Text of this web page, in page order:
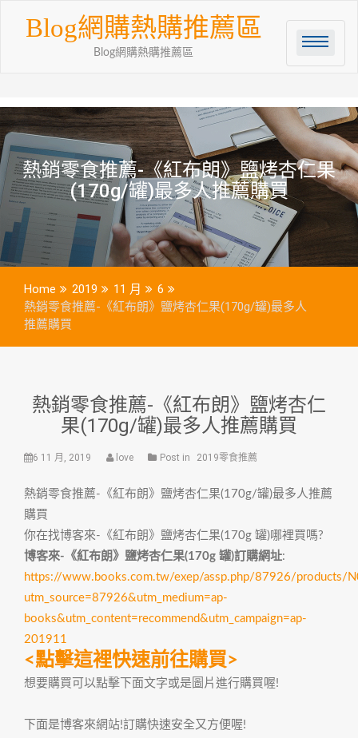
Blog網購熱購推薦區
Blog網購熱購推薦區
熱銷零食推薦-《紅布朗》鹽烤杏仁果
(170g/罐)最多人推薦購買
Home 2019 11 月
6
熱銷零食推薦-《紅布朗》鹽烤杏仁果(170g/罐)最多人
推薦購買
熱銷零食推薦-《紅布朗》鹽烤杏仁
果(170g/罐)最多人推薦購買
6 11 月, 2019 love Post in 2019零食推薦
熱銷零食推薦-《紅布朗》鹽烤杏仁果(170g/罐)最多人推薦
購買
你在找博客來-《紅布朗》鹽烤杏仁果(170g 罐)哪裡買嗎?
博客來-《紅布朗》鹽烤杏仁果(170g 罐)訂購網址:
https://www.books.com.tw/exep/assp.php/87926/products/
utm_source=87926&utm_medium=ap-
books&utm_content=recommend&utm_campaign=ap-
201911
<點擊這裡快速前往購買>
想要購買可以點擊下面文字或是圖片進行購買喔!
下面是博客來網站!訂購快速安全又方便喔!